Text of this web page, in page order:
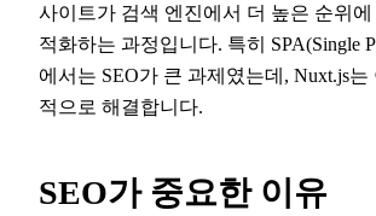
사이트가 검색 엔진에서 더 높은 순위에
적화하는 과정입니다. 특히 SPA(Single
에서는 SEO가 큰 과제였는데, Nuxt.js
적으로 해결합니다.
SEO가 중요한 이유